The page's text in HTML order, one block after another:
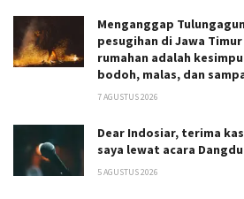
Menganggap
pesugihan di Jawa
rumahan adalah
bodoh, malas, dan
7 AGUSTUS 2026
Dear Indosiar, terima
saya lewat acara
5 AGUSTUS 2026